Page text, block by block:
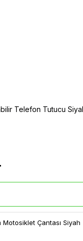
Telefon Tutucu